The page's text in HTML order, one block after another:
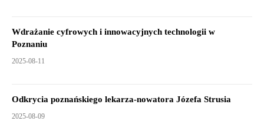
Wdrażanie cyfrowych i innowacyjnych technologii w
Poznaniu
2025-08-11
Odkrycia poznańskiego lekarza-nowatora Józefa Strusia
2025-08-09